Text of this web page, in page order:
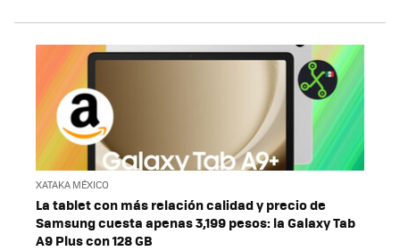
XATAKA MÉXICO
La tablet con más relación calidad y precio de
Samsung cuesta apenas 3,199 pesos: la Galaxy Tab
A9 Plus con 128 GB